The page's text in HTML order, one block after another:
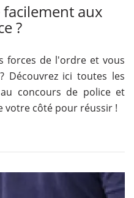
aux
?
forces de l'ordre et vous
Découvrez ici toutes les
concours de police et
votre côté pour réussir !